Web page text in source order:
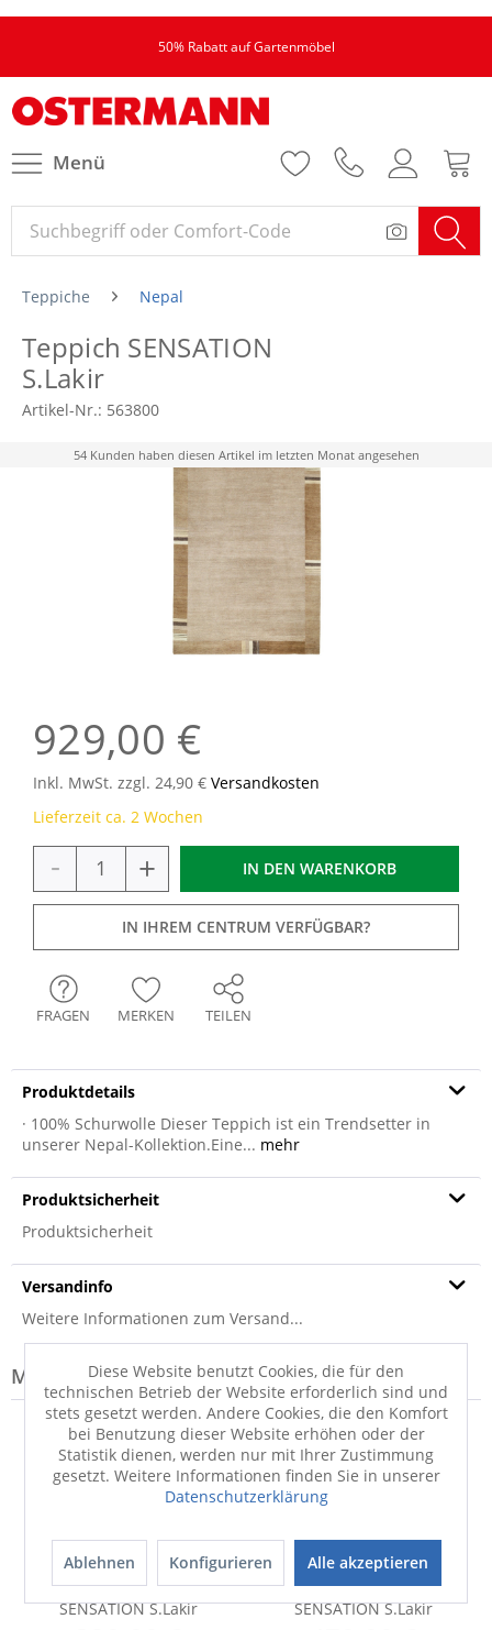
50% Rabatt auf Gartenmöbel
Menü
Teppiche Nepal
Teppich SENSATION
S.Lakir
Artikel-Nr.: 563800
54 Kunden haben diesen Artikel im letzten Monat angesehen
929,00 €
Inkl. MwSt. zzgl. 24,90 € Versandkosten
Lieferzeit ca. 2 Wochen
- + IN DEN WARENKORB
IN IHREM CENTRUM VERFÜGBAR?
FRAGEN MERKEN TEILEN
Produktdetails
· 100% Schurwolle Dieser Teppich ist ein Trendsetter in
unserer Nepal-Kollektion.Eine... mehr
Produktsicherheit
Produktsicherheit
Versandinfo
Weitere Informationen zum Versand...
Modell-Familie: SENSATION
Teppich
SENSATION S.Lakir
Teppich
SENSATION S.Lakir
Diese Website benutzt Cookies, die für den
technischen Betrieb der Website erforderlich sind und
stets gesetzt werden. Andere Cookies, die den Komfort
bei Benutzung dieser Website erhöhen oder der
Statistik dienen, werden nur mit Ihrer Zustimmung
gesetzt. Weitere Informationen finden Sie in unserer
Datenschutzerklärung
Ablehnen Konfigurieren Alle akzeptieren